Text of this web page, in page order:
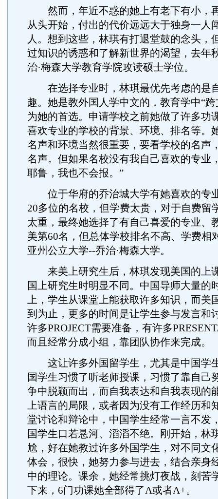
然而，年近不惑的她上有老下有小，
从头开始，付出的代价远远大于独身一人
人。想到这些，林琪有打退堂鼓的念头，
过知识的诱惑和了解新世界的渴望，去年
治·梅森大学教育学院攻读硕士学位。
在选择专业时，林琪最优先考虑的是
趣。她是教外国人学中文的，教育学中“
为她的首选。申请学校之前她做了许多功
喜欢专业的学校的背景、环境、排名等。
名声和环境当然很重要，要看学校的名声
名声。但如果名校没有我自己喜欢的专业
耶鲁，我也不会报。”
位于华府的乔治城大学有她喜欢的专
20多位的名校，但学费太贵，对于自费留
太重，最终她选择了有自己喜爱的专业、
美第60名，但总体学校排名不高、学费相
亚州公立大学--乔治·梅森大学。
来美上研究生后，林琪发现美国的上
国上研究生时明显不同。中国导师大量的
上，学生从课堂上能获取许多知识，而美
到为止，更多的时间是让学生参与发言和
许多PROJECT需要准备，有许多
而且经常分成小组，靠团队协作来完成。
这让许多外国留学生，尤其是中国学
国学生习惯了听老师授课，习惯了靠自己
争中脱颖而出，而自我表达和自我表现的
上语言的局限，或者因为没有工作经历和
堂讨论和辩论中，中国学生经常一言不发
国学生口若悬河、滔滔不绝。刚开始，林
尬，好在她教过许多外国学生，对不同文
体会，很快，她努力参与进去，结合亲身
中的理论。课余，她经常挑灯夜战，刻苦
下来，6门功课她全部得了A或者A+。